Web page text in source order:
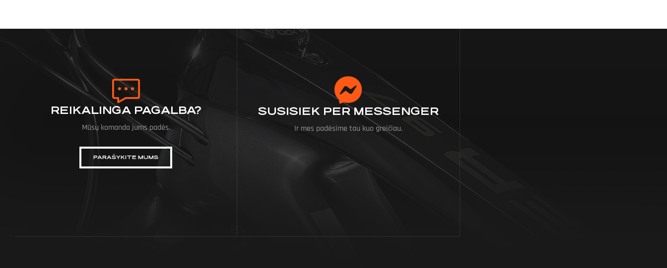
REIKALINGA PAGALBA?
Mūsų komanda jums padės.
PARAŠYKITE MUMS
SUSISIEK PER MESSENGER
Ir mes padėsime tau kuo greičiau.